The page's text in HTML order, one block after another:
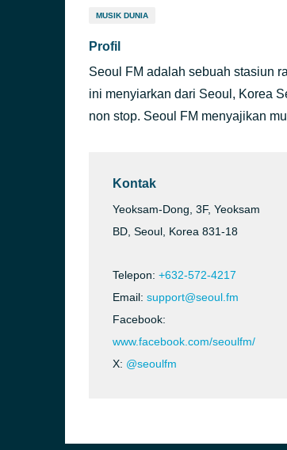
MUSIK DUNIA
Profil
Seoul FM adalah sebuah stasiun
ini menyiarkan dari Seoul, Korea
non stop. Seoul FM menyajikan
Kontak
Yeoksam-Dong, 3F, Yeoksam
BD, Seoul, Korea 831-18
Telepon: +632-572-4217
Email: support@seoul.fm
Facebook:
www.facebook.com/seoulfm/
X: @seoulfm